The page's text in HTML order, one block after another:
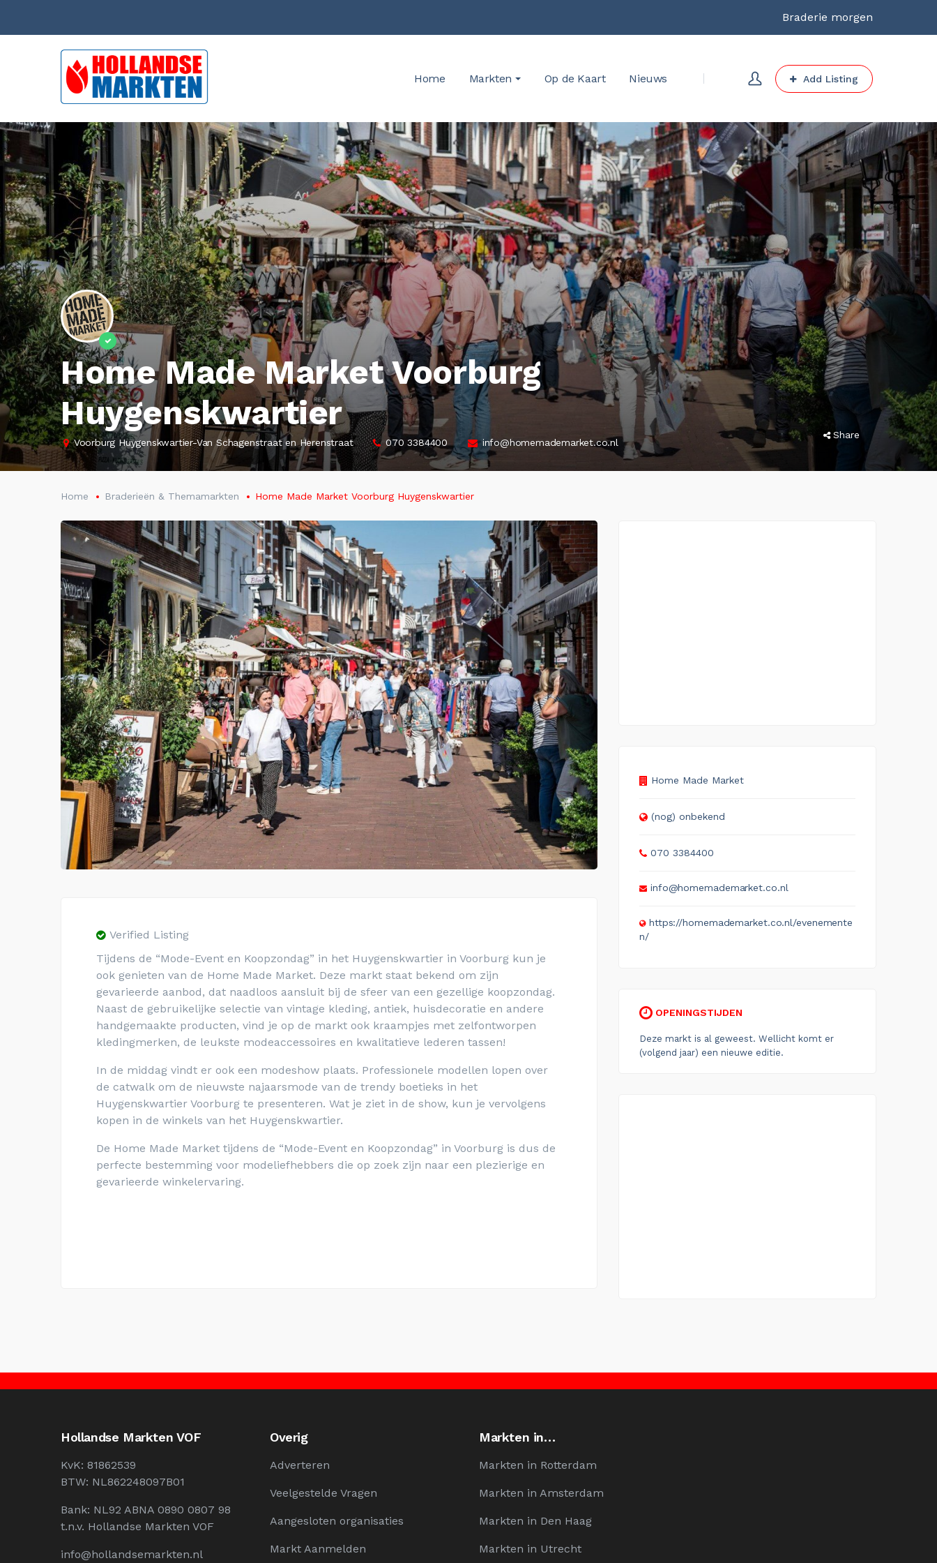
Braderie morgen
Home Markten Op de Kaart Nieuws Add Listing
Home Made Market Voorburg
Huygenskwartier
Voorburg Huygenskwartier-Van Schagenstraat en Herenstraat 070 3384400 info@homemademarket.co.nl
Share
Home Braderieën & Themamarkten Home Made Market Voorburg Huygenskwartier
Verified Listing
Tijdens de “Mode-Event en Koopzondag” in het Huygenskwartier in Voorburg kun je
ook genieten van de Home Made Market. Deze markt staat bekend om zijn
gevarieerde aanbod, dat naadloos aansluit bij de sfeer van een gezellige koopzondag.
Naast de gebruikelijke selectie van vintage kleding, antiek, huisdecoratie en andere
handgemaakte producten, vind je op de markt ook kraampjes met zelfontworpen
kledingmerken, de leukste modeaccessoires en kwalitatieve lederen tassen!
In de middag vindt er ook een modeshow plaats. Professionele modellen lopen over
de catwalk om de nieuwste najaarsmode van de trendy boetieks in het
Huygenskwartier Voorburg te presenteren. Wat je ziet in de show, kun je vervolgens
kopen in de winkels van het Huygenskwartier.
De Home Made Market tijdens de “Mode-Event en Koopzondag” in Voorburg is dus de
perfecte bestemming voor modeliefhebbers die op zoek zijn naar een plezierige en
gevarieerde winkelervaring.
Home Made Market
(nog) onbekend
070 3384400
info@homemademarket.co.nl
https://homemademarket.co.nl/evenemente
n/
OPENINGSTIJDEN
Deze markt is al geweest. Wellicht komt er
(volgend jaar) een nieuwe editie.
Hollandse Markten VOF
KvK: 81862539
BTW: NL862248097B01
Bank: NL92 ABNA 0890 0807 98
t.n.v. Hollandse Markten VOF
info@hollandsemarkten.nl
Overig
Adverteren
Veelgestelde Vragen
Aangesloten organisaties
Markt Aanmelden
Markten in…
Markten in Rotterdam
Markten in Amsterdam
Markten in Den Haag
Markten in Utrecht